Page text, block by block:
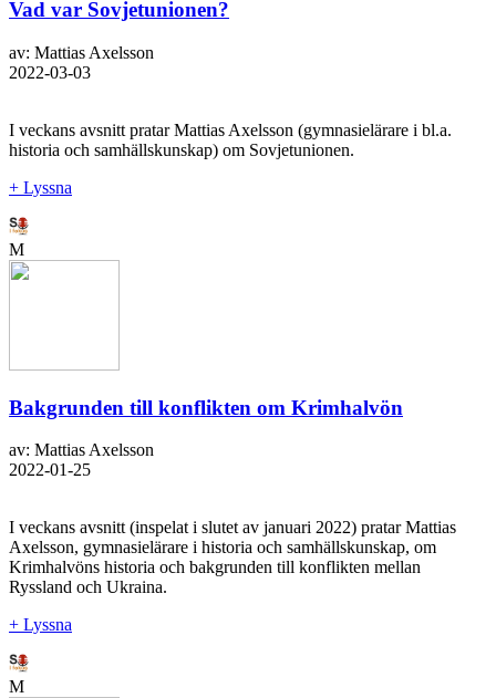
Vad var Sovjetunionen?
av: Mattias Axelsson
2022-03-03
I veckans avsnitt pratar Mattias Axelsson (gymnasielärare i bl.a.
historia och samhällskunskap) om Sovjetunionen.
+ Lyssna
M
Bakgrunden till konflikten om Krimhalvön
av: Mattias Axelsson
2022-01-25
I veckans avsnitt (inspelat i slutet av januari 2022) pratar Mattias
Axelsson, gymnasielärare i historia och samhällskunskap, om
Krimhalvöns historia och bakgrunden till konflikten mellan
Ryssland och Ukraina.
+ Lyssna
M